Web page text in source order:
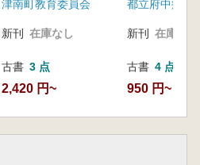
津南町教育委員会
新刊 在庫なし
古書 3 点
2,420 円~
新刊 在庫なし
古書 4 点
950 円~